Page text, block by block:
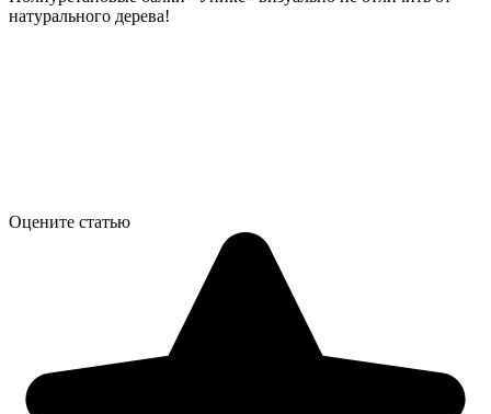
натурального дерева!
Оцените статью